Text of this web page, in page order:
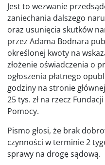
Jest to wezwanie
zaniechania dalszego
oraz usunięcia skutków
przez Adama Bodnara
określonej kwoty na
złożenie oświadczenia o
ogłoszenia płatnego
godziny na stronie
25 tys. zł na rzecz
Pomocy.
Pismo głosi, że brak
czynności w terminie 2
sprawy na drogę sądową.